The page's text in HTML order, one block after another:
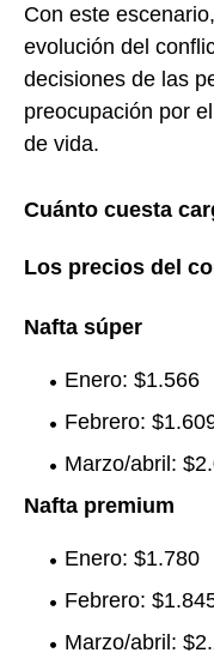
Con este
evolución del
decisiones de las
preocupación por
de vida.
Cuánto cuesta
Los precios del
Nafta súper
Enero: $1.566
Febrero:
Marzo/abril:
Nafta premium
Enero: $1.780
Febrero:
Marzo/abril: